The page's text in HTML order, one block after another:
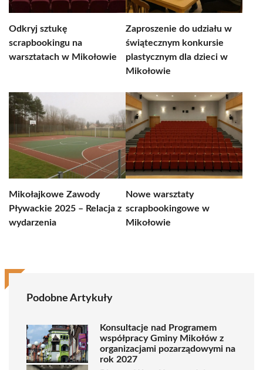
Odkryj sztukę
scrapbookingu na
warsztatach w Mikołowie
Zaproszenie do udziału w
świątecznym konkursie
plastycznym dla dzieci w
Mikołowie
Mikołajkowe Zawody
Pływackie 2025 – Relacja z
wydarzenia
Nowe warsztaty
scrapbookingowe w
Mikołowie
Podobne Artykuły
Konsultacje nad Programem
współpracy Gminy Mikołów z
organizacjami pozarządowymi na
rok 2027